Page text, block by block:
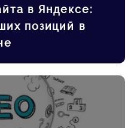
в Яндексе:
позиций в